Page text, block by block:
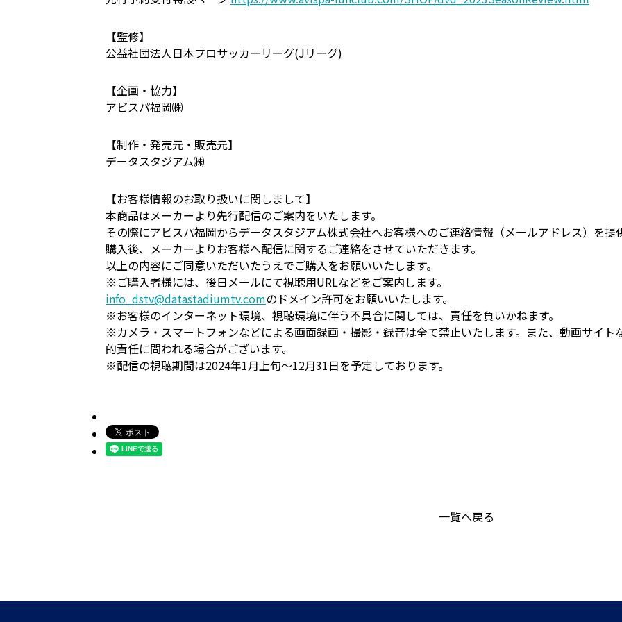
【監修】
公益社団法人日本プロサッカーリーグ(Jリーグ)
【企画・協力】
アビスパ福岡㈱
【制作・発売元・販売元】
データスタジアム㈱
【お客様情報のお取り扱いに関しまして】
本商品はメーカーより先行配信のご案内をいたします。
その際にアビスパ福岡からデータスタジアム株式会社へお客様へのご連絡情報（メールアドレス）を提
購入後、メーカーよりお客様へ配信に関するご連絡をさせていただきます。
以上の内容にご同意いただいたうえでご購入をお願いいたします。
※ご購入者様には、後日メールにて視聴用URLなどをご案内します。
info_dstv@datastadiumtv.comのドメイン許可をお願いいたします。
※お客様のインターネット環境、視聴環境に伴う不具合に関しては、責任を負いかねます。
※カメラ・スマートフォンなどによる画面録画・撮影・録音は全て禁止いたします。また、動画サイト
的責任に問われる場合がございます。
※配信の視聴期間は2024年1月上旬～12月31日を予定しております。
一覧へ戻る